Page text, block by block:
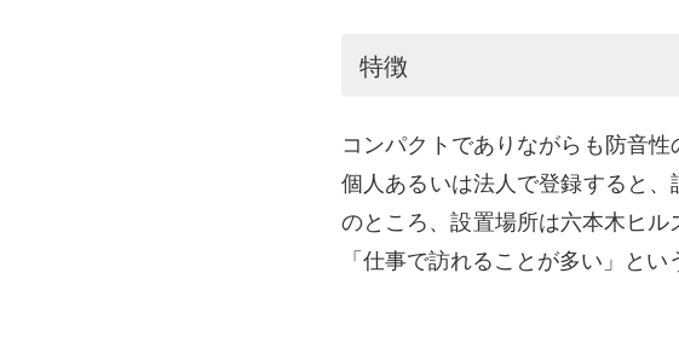
特徴
コンパクトでありながらも防音
個人あるいは法人で登録すると
のところ、設置場所は六本木ヒル
「仕事で訪れることが多い」とい